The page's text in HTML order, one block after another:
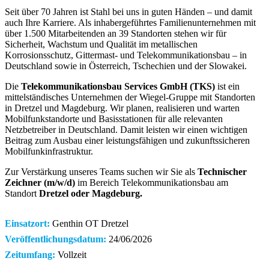
Seit über 70 Jahren ist Stahl bei uns in guten Händen – und damit
auch Ihre Karriere. Als inhabergeführtes Familienunternehmen mit
über 1.500 Mitarbeitenden an 39 Standorten stehen wir für
Sicherheit, Wachstum und Qualität im metallischen
Korrosionsschutz, Gittermast- und Telekommunikationsbau – in
Deutschland sowie in Österreich, Tschechien und der Slowakei.
Die Telekommunikationsbau Services GmbH (TKS) ist ein
mittelständisches Unternehmen derWiegel-Gruppe mit Standorten
in Dretzel und Magdeburg. Wir planen, realisieren und warten
Mobilfunkstandorte und Basisstationen für alle relevanten
Netzbetreiber in Deutschland. Damit leisten wir einen wichtigen
Beitrag zum Ausbau einer leistungsfähigen und zukunftssicheren
Mobilfunkinfrastruktur.
Zur Verstärkung unseres Teams suchen wir Sie als Technischer
Zeichner (m/w/d) im Bereich Telekommunikationsbau am
Standort Dretzel oder Magdeburg.
Einsatzort: Genthin OT Dretzel
Veröffentlichungsdatum: 24/06/2026
Zeitumfang: Vollzeit